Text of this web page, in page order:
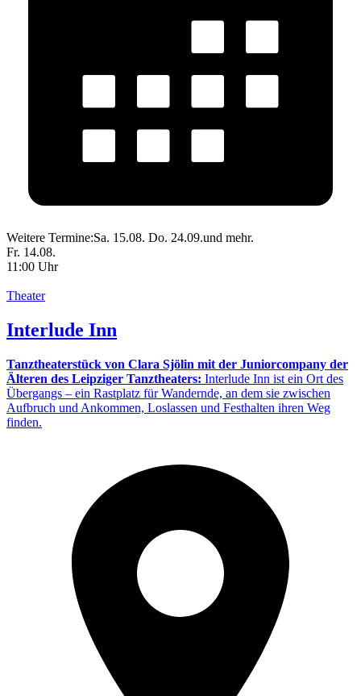
Weitere Termine:Sa. 15.08. Do. 24.09.und mehr.
Fr. 14.08.
11:00 Uhr
Theater
Interlude Inn
Tanztheaterstück von Clara Sjölin mit der Juniorcompany der
Älteren des Leipziger Tanztheaters: Interlude Inn ist ein Ort des
Übergangs – ein Rastplatz für Wandernde, an dem sie zwischen
Aufbruch und Ankommen, Loslassen und Festhalten ihren Weg
finden.